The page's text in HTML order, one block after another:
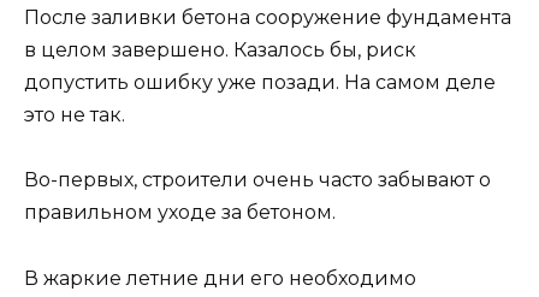
После заливки бетона сооружение фундамента
в целом завершено. Казалось бы, риск
допустить ошибку уже позади. На самом деле
это не так.
Во-первых, строители очень часто забывают о
правильном уходе за бетоном.
В жаркие летние дни его необходимо